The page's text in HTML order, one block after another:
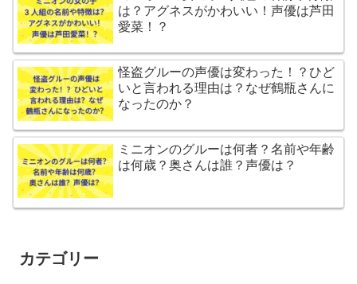
は？アグネスがかわいい！声優は芦田
愛菜！？
怪盗グルーの声優は変わった！？ひど
いと言われる理由は？なぜ鶴瓶さんに
なったのか？
ミニオンのグルーは何者？名前や年齢
は何歳？奥さんは誰？声優は？
カテゴリー